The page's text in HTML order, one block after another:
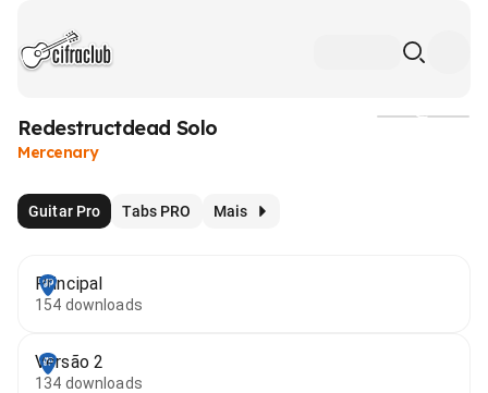
Redestructdead Solo
Mercenary
Guitar Pro Tabs PRO Mais
Principal
154 downloads
Versão 2
134 downloads